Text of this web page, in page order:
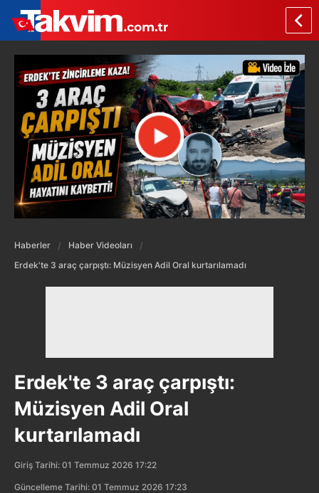
Haberler
Haber Videoları
Erdek'te 3 araç çarpıştı: Müzisyen Adil Oral kurtarılamadı
Erdek'te 3 araç çarpıştı:
Müzisyen Adil Oral
kurtarılamadı
Giriş Tarihi: 01 Temmuz 2026 17:22
Güncelleme Tarihi: 01 Temmuz 2026 17:23